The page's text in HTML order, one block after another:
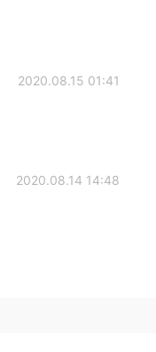
2020.08.15 01:41
2020.08.14 14:48